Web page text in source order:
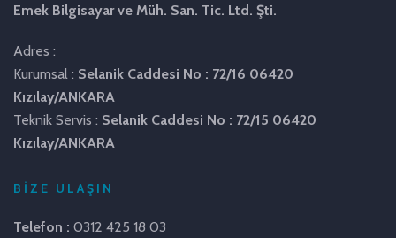
Emek Bilgisayar ve Müh. San. Tic. Ltd. Şti.
Adres :
Kurumsal : Selanik Caddesi No : 72/16 06420
Kızılay/ANKARA
Teknik Servis : Selanik Caddesi No : 72/15 06420
Kızılay/ANKARA
BİZE ULAŞIN
Telefon : 0312 425 18 03